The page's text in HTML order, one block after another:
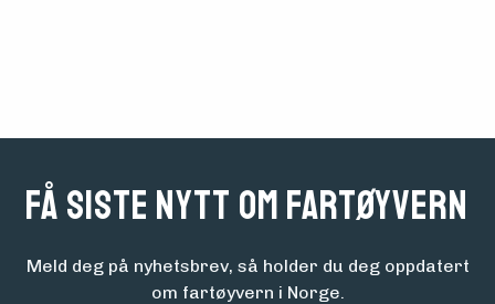
Få siste nytt om fartøyvern
Meld deg på nyhetsbrev, så holder du deg oppdatert
om fartøyvern i Norge.